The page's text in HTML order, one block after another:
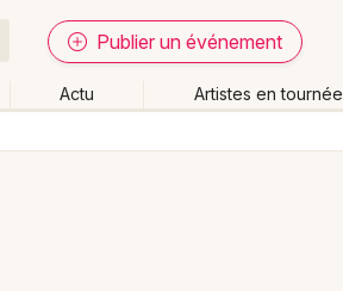
Publier un événement
Actu Artistes en tournée